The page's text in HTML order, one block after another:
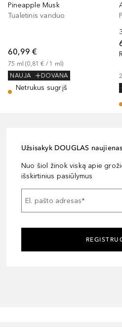
Pineapple Musk
Tualetinis vanduo
60,99 €
75 ml (0,81 € / 1 ml)
NAUJA
DOVANA
Netrukus sugrįš
Užsisakyk DOUGLAS
Nuo šiol žinok viską apie
išskirtinius pasiūlymus
El. pašto adresas*